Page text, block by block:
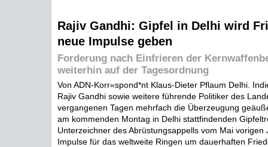
Rajiv Gandhi: Gipfel in Delhi wird
neue Impulse geben
Forderung nach Einfrieren der
weiterhin auf der Tagesordnung
Von ADN-Korr«spond*nt Klaus-Dieter Pflaum Delhi.
Rajiv Gandhi sowie weitere führende Politiker des
vergangenen Tagen mehrfach die Überzeugung
am kommenden Montag in Delhi stattfindenden
Unterzeichner des Abrüstungsappells vom Mai vorigen
Impulse für das weltweite Ringen um dauerhaften